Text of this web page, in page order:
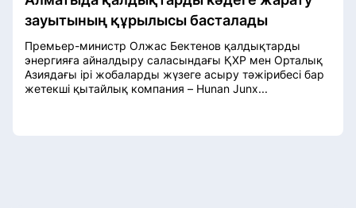
зауытының құрылысы басталады
Премьер-министр Олжас Бектенов қалдықтарды
энергияға айналдыру саласындағы ҚХР мен Орталық
Азиядағы ірі жобаларды жүзеге асыру тәжірибесі бар
жетекші қытайлық компания – Hunan Junx...